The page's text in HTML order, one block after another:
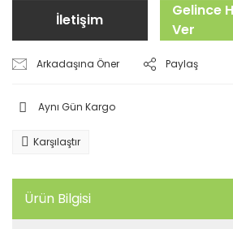
İletişim
Gelince
Ver
Arkadaşına Öner Paylaş
Aynı Gün Kargo
Karşılaştır
Ürün Bilgisi